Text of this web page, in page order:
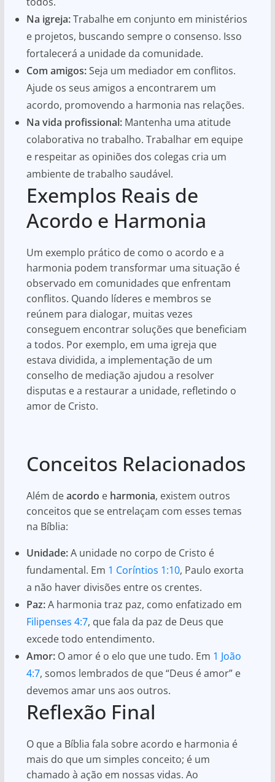
Na igreja:Trabalhe em conjunto em ministérios
e projetos, buscando sempre o consenso. Isso
fortalecerá a unidade da comunidade.
Com amigos:Seja um mediador em conflitos.
Ajude os seus amigos a encontrarem um
acordo, promovendo a harmonia nas relações.
Na vida profissional:Mantenha uma atitude
colaborativa no trabalho. Trabalhar em equipe
e respeitar as opiniões dos colegas cria um
ambiente de trabalho saudável.
Exemplos Reais de
Acordo e Harmonia
Um exemplo prático de como o acordo e a
harmonia podem transformar uma situação é
observado em comunidades que enfrentam
conflitos. Quando líderes e membros se
reúnem para dialogar, muitas vezes
conseguem encontrar soluções que beneficiam
a todos. Por exemplo, em uma igreja que
estava dividida, a implementação de um
conselho de mediação ajudou a resolver
disputas e a restaurar a unidade, refletindo o
amor de Cristo.
Conceitos Relacionados
Além deacordo e harmonia, existem outros
conceitos que se entrelaçam com esses temas
na Bíblia:
Unidade:A unidade no corpo de Cristo é
fundamental. Em 1 Coríntios 1:10, Paulo exorta
a não haver divisões entre os crentes.
Paz:A harmonia traz paz, como enfatizado em
Filipenses 4:7, que fala da paz de Deus que
excede todo entendimento.
Amor:O amor é o elo que une tudo. Em 1 João
4:7, somos lembrados de que “Deus é amor” e
devemos amar uns aos outros.
Reflexão Final
O que a Bíblia fala sobre acordo e harmonia é
mais do que um simples conceito; é um
chamado à ação em nossas vidas. Ao